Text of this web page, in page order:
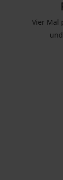
Vier Mal